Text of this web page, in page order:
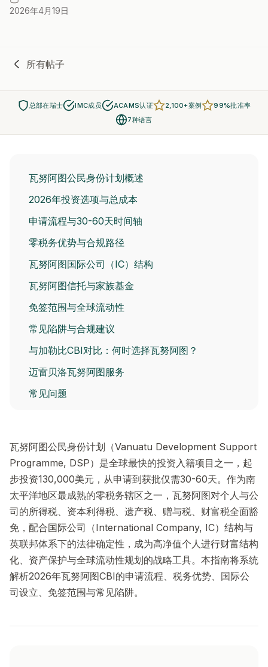
2026年4月19日
所有帖子
总部在瑞士 IMC成员 ACAMS认证 2,100+案例
99%批准率
7种语言
瓦努阿图公民身份计划概述
2026年投资选项与总成本
申请流程与30-60天时间轴
零税务优势与合规路径
瓦努阿图国际公司（IC）结构
瓦努阿图信托与家族基金
免签范围与全球流动性
常见陷阱与合规建议
与加勒比CBI对比：何时选择瓦努阿图？
迈雷贝洛瓦努阿图服务
常见问题
瓦努阿图公民身份计划（Vanuatu Development Support
Programme, DSP）是全球最快的投资入籍项目之一，起
步投资130,000美元，从申请到获批仅需30-60天。作为南
太平洋地区最成熟的零税务辖区之一，瓦努阿图对个人与公
司的所得税、资本利得税、遗产税、赠与税、财富税全面豁
免，配合国际公司（International Company, IC）结构与
英联邦体系下的法律确定性，成为高净值个人进行财富结构
化、资产保护与全球流动性规划的战略工具。本指南将系统
解析2026年瓦努阿图CBI的申请流程、税务优势、国际公
司设立、免签范围与常见陷阱。